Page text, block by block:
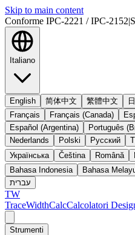
Skip to main content
Conforme IPC-2221 / IPC-2152|
Italiano
English 简体中文 繁體中文
Français
Français (Canada)
Español (Argentina)
Português
Nederlands
Polski Русский
Українська
Čeština Română
Bahasa Indonesia
Bahasa
עברית
TW
TraceWidthCalcCalcolatori
Strumenti